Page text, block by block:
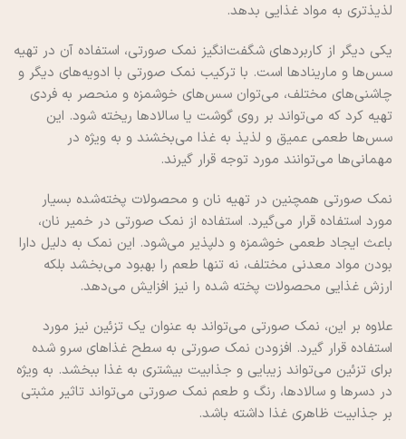
لذیذتری به مواد غذایی بدهد.
یکی دیگر از کاربردهای شگفت‌انگیز نمک صورتی، استفاده آن در تهیه
سس‌ها و مارینادها است. با ترکیب نمک صورتی با ادویه‌های دیگر و
چاشنی‌های مختلف، می‌توان سس‌های خوشمزه و منحصر به فردی
تهیه کرد که می‌تواند بر روی گوشت یا سالادها ریخته شود. این
سس‌ها طعمی عمیق و لذیذ به غذا می‌بخشند و به ویژه در
مهمانی‌ها می‌توانند مورد توجه قرار گیرند.
نمک صورتی همچنین در تهیه نان و محصولات پخته‌شده بسیار
مورد استفاده قرار می‌گیرد. استفاده از نمک صورتی در خمیر نان،
باعث ایجاد طعمی خوشمزه و دلپذیر می‌شود. این نمک به دلیل دارا
بودن مواد معدنی مختلف، نه تنها طعم را بهبود می‌بخشد بلکه
ارزش غذایی محصولات پخته شده را نیز افزایش می‌دهد.
علاوه بر این، نمک صورتی می‌تواند به عنوان یک تزئین نیز مورد
استفاده قرار گیرد. افزودن نمک صورتی به سطح غذاهای سرو شده
برای تزئین می‌تواند زیبایی و جذابیت بیشتری به غذا ببخشد. به ویژه
در دسرها و سالادها، رنگ و طعم نمک صورتی می‌تواند تاثیر مثبتی
بر جذابیت ظاهری غذا داشته باشد.